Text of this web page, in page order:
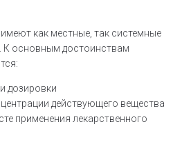
как местные, так системные
К основным достоинствам
дозировки
действующего вещества
применения лекарственного